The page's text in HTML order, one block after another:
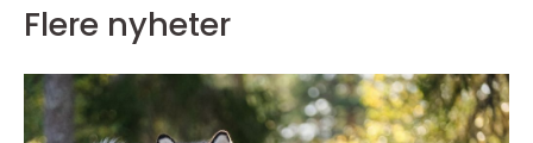
Flere nyheter